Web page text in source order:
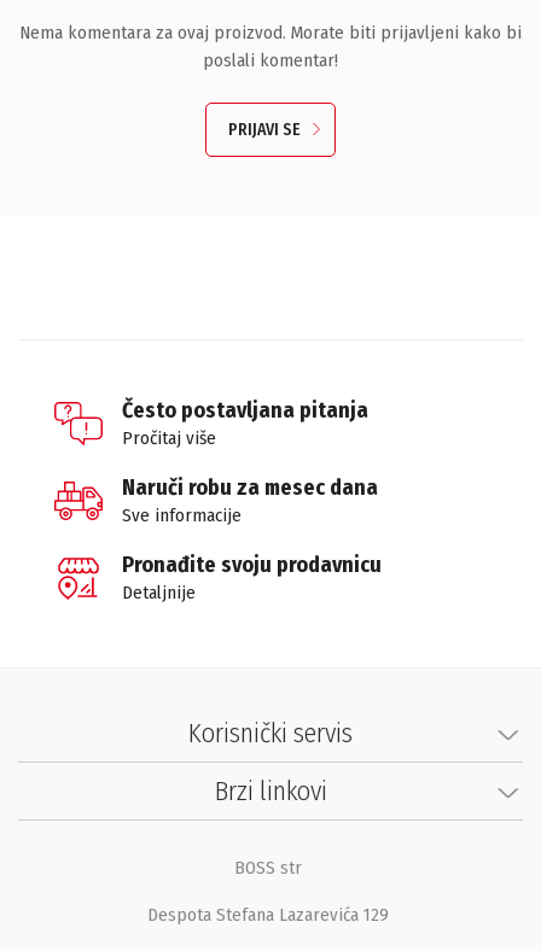
Nema komentara za ovaj proizvod. Morate biti prijavljeni kako bi
poslali komentar!
PRIJAVI SE
Često postavljana pitanja
Pročitaj više
Naruči robu za mesec dana
Sve informacije
Pronađite svoju prodavnicu
Detaljnije
Korisnički servis
Brzi linkovi
BOSS str
Despota Stefana Lazarevića 129